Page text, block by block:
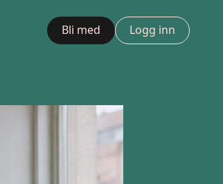
Bli med Logg inn